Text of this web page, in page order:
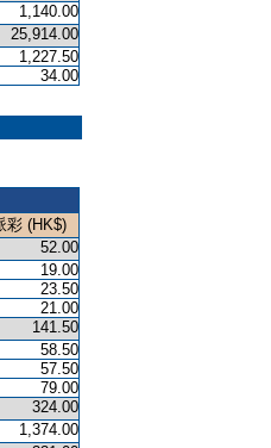
1,140.00
25,914.00
1,227.50
34.00
彩 (HK$)
52.00
19.00
23.50
21.00
141.50
58.50
57.50
79.00
324.00
1,374.00